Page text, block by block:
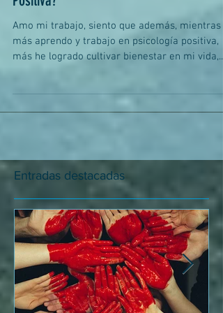
Positiva?
​​Amo mi trabajo, siento que además, mientras
más aprendo y trabajo en psicología positiva,